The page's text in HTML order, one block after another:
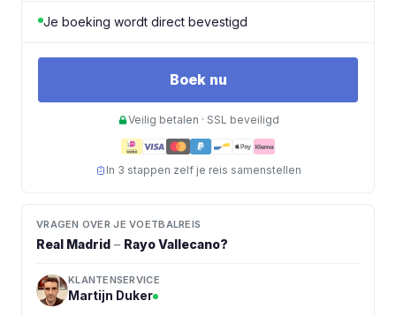
Je boeking wordt direct bevestigd
Boek nu
Veilig betalen · SSL beveiligd
In 3 stappen zelf je reis samenstellen
VRAGEN OVER JE VOETBALREIS
Real Madrid – Rayo Vallecano?
KLANTENSERVICE
Martijn Duker